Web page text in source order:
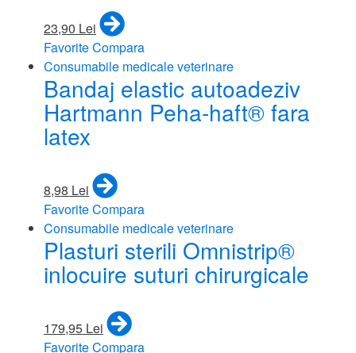
23,90 Lei
FavoriteCompara
Consumabile medicale veterinare
Bandaj elastic autoadeziv
Hartmann Peha-haft® fara
latex
8,98 Lei
FavoriteCompara
Consumabile medicale veterinare
Plasturi sterili Omnistrip®
inlocuire suturi chirurgicale
179,95 Lei
FavoriteCompara